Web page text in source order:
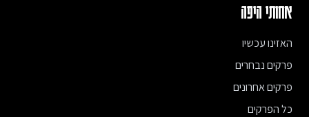
אחותי היפה
האזינו עכשיו
פרקים נבחרים
פרקים אחרונים
כל הפרקים